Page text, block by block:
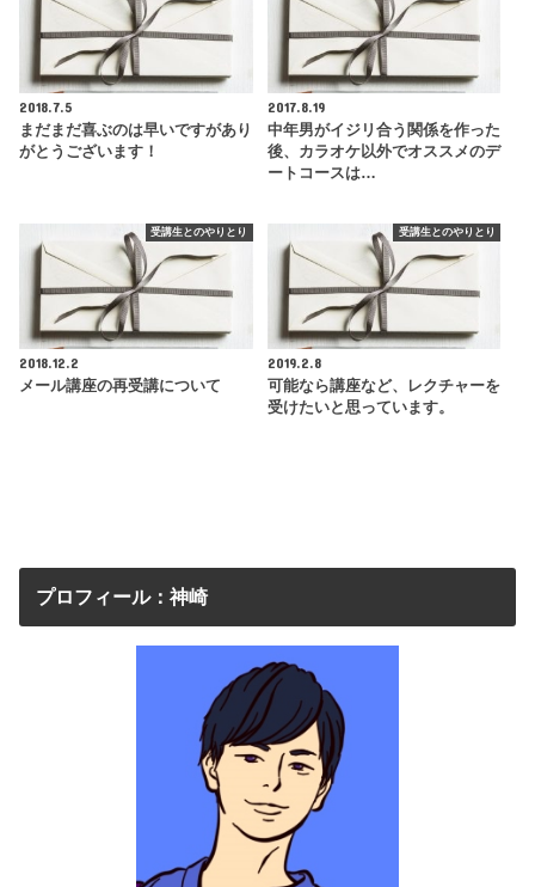
2018.7.5
まだまだ喜ぶのは早いですがあり
がとうございます！
2017.8.19
中年男がイジリ合う関係を作った
後、カラオケ以外でオススメのデ
ートコースは…
受講生とのやりとり
2018.12.2
メール講座の再受講について
受講生とのやりとり
2019.2.8
可能なら講座など、レクチャーを
受けたいと思っています。
プロフィール：神崎